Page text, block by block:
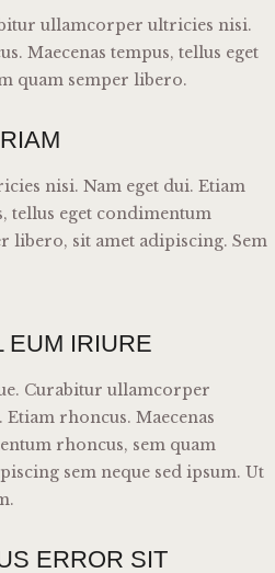
ullamcorper ultricies nisi.
Maecenas tempus, tellus eget
quam semper libero.
nisi. Nam eget dui. Etiam
tellus eget condimentum
libero, sit amet adipiscing. Sem
EUM IRIURE
Curabitur ullamcorper
rhoncus. Maecenas
rhoncus, sem quam
sem neque sed ipsum. Ut
ERROR SIT